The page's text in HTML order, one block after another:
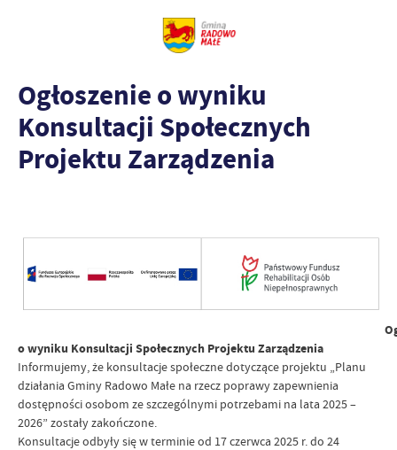
Ogłoszenie o wyniku
Konsultacji Społecznych
Projektu Zarządzenia
o wyniku Konsultacji Społecznych Projektu Zarządzenia
Informujemy, że konsultacje społeczne dotyczące projektu „Planu
działania Gminy Radowo Małe na rzecz poprawy zapewnienia
dostępności osobom ze szczególnymi potrzebami na lata 2025 –
2026” zostały zakończone.
Konsultacje odbyły się w terminie od 17 czerwca 2025 r. do 24